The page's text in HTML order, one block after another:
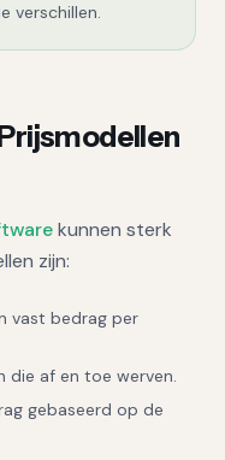
verschillen.
kunnen sterk
zijn:
vast bedrag per
die af en toe werven.
gebaseerd op de